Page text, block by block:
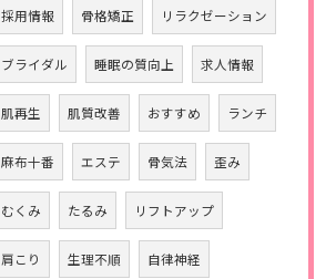
採用情報 骨格矯正 リラクゼーション
ブライダル 睡眠の質向上 求人情報
肌再生 肌質改善 おすすめ ランチ
麻布十番 エステ 骨気法 歪み
むくみ たるみ リフトアップ
肩こり 生理不順 自律神経